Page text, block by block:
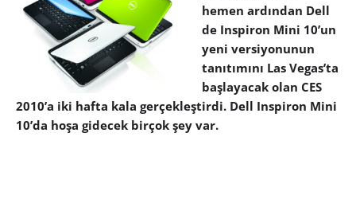
hemen ardından Dell
de Inspiron Mini 10’un
yeni versiyonunun
tanıtımını Las Vegas’ta
başlayacak olan CES
2010’a iki hafta kala gerçekleştirdi. Dell Inspiron Mini
10’da hoşa gidecek birçok şey var.